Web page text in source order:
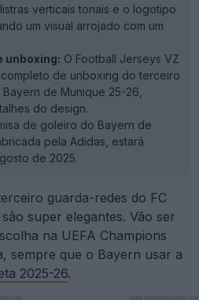
verticais tonais e o logotipo
um visual arrojado com um
unboxing: O Football Jerseys VZ
de unboxing do terceiro
de Munique 25-26,
do design.
de goleiro do Bayern de
pela Adidas, estará
de 2025.
guarda-redes do FC
super elegantes. Vão ser
na UEFA Champions
sempre que o Bayern usar a
2025-26.